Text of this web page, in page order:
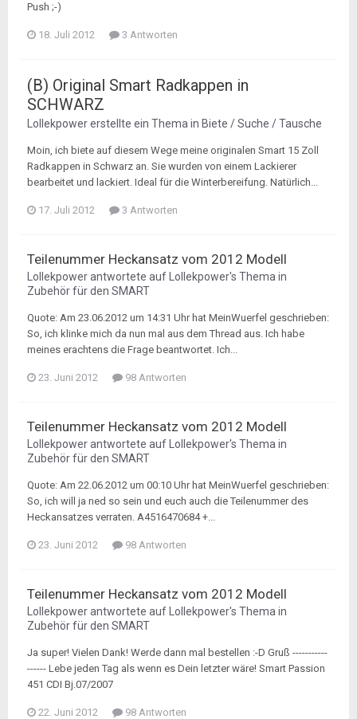
Push ;-)
18. Juli 2012 3 Antworten
(B) Original Smart Radkappen in
SCHWARZ
Lollekpowererstellte ein Thema in Biete / Suche / Tausche
Moin, ich biete auf diesem Wege meine originalen Smart 15 Zoll
Radkappen in Schwarz an. Sie wurden von einem Lackierer
bearbeitet und lackiert. Ideal für die Winterbereifung. Natürlich...
17. Juli 2012 3 Antworten
Teilenummer Heckansatz vom 2012 Modell
Lollekpowerantwortete auf Lollekpower's Thema in
Zubehör für den SMART
Quote: Am 23.06.2012 um 14:31 Uhr hat MeinWuerfel geschrieben:
So, ich klinke mich da nun mal aus dem Thread aus. Ich habe
meines erachtens die Frage beantwortet. Ich...
23. Juni 2012 98 Antworten
Teilenummer Heckansatz vom 2012 Modell
Lollekpowerantwortete auf Lollekpower's Thema in
Zubehör für den SMART
Quote: Am 22.06.2012 um 00:10 Uhr hat MeinWuerfel geschrieben:
So, ich will ja ned so sein und euch auch die Teilenummer des
Heckansatzes verraten. A4516470684 +...
23. Juni 2012 98 Antworten
Teilenummer Heckansatz vom 2012 Modell
Lollekpowerantwortete auf Lollekpower's Thema in
Zubehör für den SMART
Ja super! Vielen Dank! Werde dann mal bestellen :-D Gruß -----------
------ Lebe jeden Tag als wenn es Dein letzter wäre! Smart Passion
451 CDI Bj.07/2007
22. Juni 2012 98 Antworten